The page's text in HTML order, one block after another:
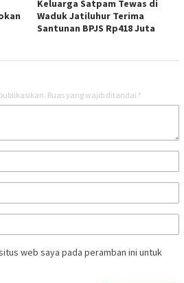
Keluarga Satpam Tewas di
Waduk Jatiluhur Terima
Santunan BPJS Rp418 Juta
Ruas yang wajib ditandai *
web saya pada peramban ini untuk